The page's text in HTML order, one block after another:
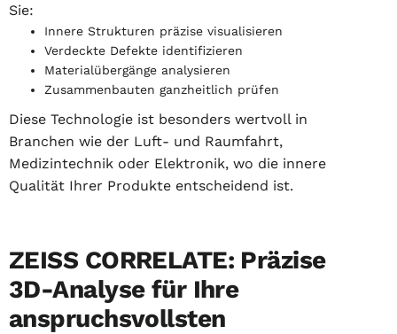
Sie:
Innere Strukturen präzise visualisieren
Verdeckte Defekte identifizieren
Materialübergänge analysieren
Zusammenbauten ganzheitlich prüfen
Diese Technologie ist besonders wertvoll in
Branchen wie der Luft- und Raumfahrt,
Medizintechnik oder Elektronik, wo die innere
Qualität Ihrer Produkte entscheidend ist.
ZEISS CORRELATE: Präzise
3D-Analyse für Ihre
anspruchsvollsten